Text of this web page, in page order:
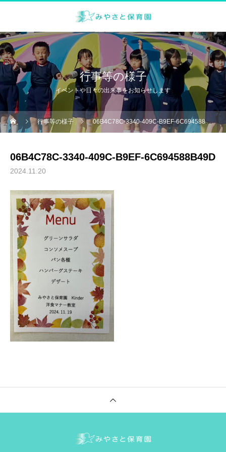
行事等の様子
イベントや日々の出来事をお知らせします
行事等の様子 06B4C78C-3340-409C-B9EF-6C694588B49D
06B4C78C-3340-409C-B9EF-6C694588B49D
2024.11.20